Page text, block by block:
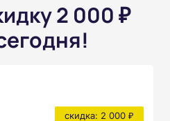
2 000 ₽
скидка: 2 000 ₽